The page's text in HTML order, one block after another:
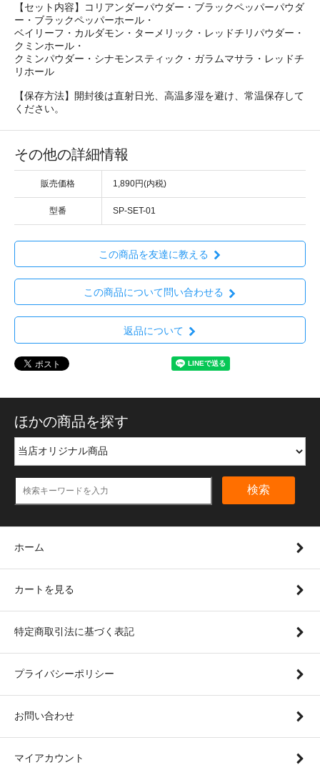
【セット内容】コリアンダーパウダー・ブラックペッパーパウダ
ー・ブラックペッパーホール・
ベイリーフ・カルダモン・ターメリック・レッドチリパウダー・
クミンホール・
クミンパウダー・シナモンスティック・ガラムマサラ・レッドチ
リホール
【保存方法】開封後は直射日光、高温多湿を避け、常温保存して
ください。
その他の詳細情報
販売価格 1,890円(内税)
型番 SP-SET-01
この商品を友達に教える
この商品について問い合わせる
返品について
ほかの商品を探す
検索
ホーム
カートを見る
特定商取引法に基づく表記
プライバシーポリシー
お問い合わせ
マイアカウント